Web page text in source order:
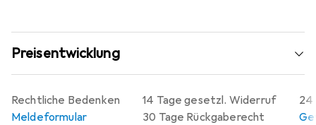
Preisentwicklung
14 Tage gesetzl. Widerruf
30 Tage Rückgaberecht
24
Rechtliche Bedenken
Meldeformular